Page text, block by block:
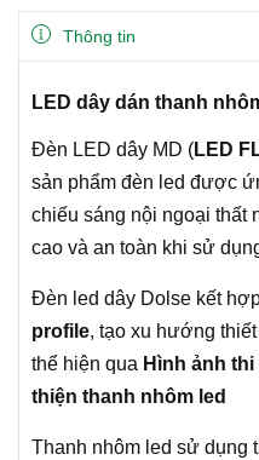
Thông tin
LED dây dán thanh
Đèn LED dây MD (LED
sản phẩm đèn led được
chiếu sáng nội ngoại thất
cao và an toàn khi sử
Đèn led dây Dolse kết
profile, tạo xu hướng
thể hiện qua Hình ảnh
thiện thanh nhôm led
Thanh nhôm led sử dụng